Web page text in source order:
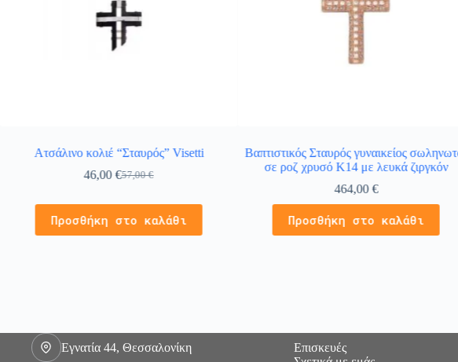
Ατσάλινο κολιέ “Σταυρός” Visetti
57,00€
46,00€
Προσθήκη στο καλάθι
Βαπτιστικός Σταυρός γυναικείος
σε ροζ χρυσό K14 με λευκά ζιργκόν
464,00€
Προσθήκη στο καλάθι
Εγνατία 44, Θεσσαλονίκη
Επισκευές